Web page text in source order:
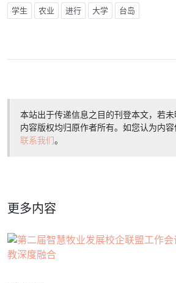
学生 农业 进行 大学 台岛
本站出于传递信息之目的刊登本文，若未
内容版权均归原作者所有。如您认为内
联系我们。
更多内容